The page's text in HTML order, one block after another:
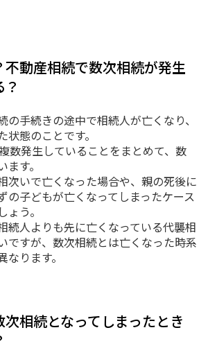
動産相続で数次相続が発生
の手続きの途中で相続人が亡くなり、
態のことです。
数発生していることをまとめて、数
す。
次いで亡くなった場合や、親の死後に
の子どもが亡くなってしまったケース
う。
続人よりも先に亡くなっている代襲相
ですが、数次相続とは亡くなった時系
ります。
相続となってしまったとき